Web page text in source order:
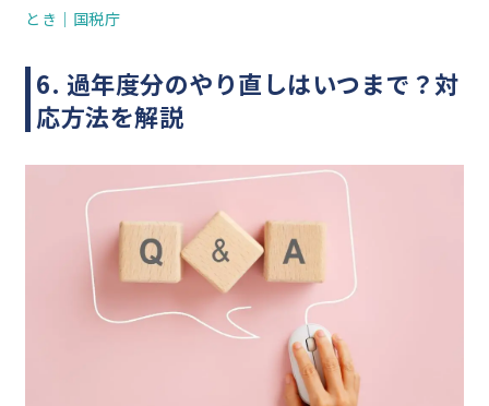
とき｜国税庁
6. 過年度分のやり直しはいつまで？対
応方法を解説